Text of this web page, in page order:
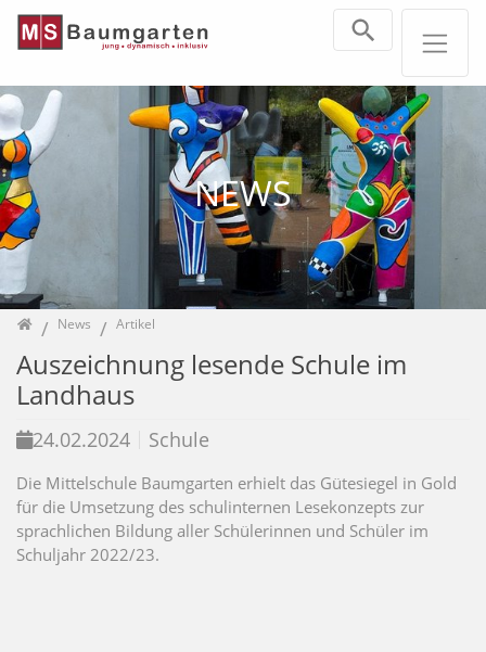
Direkt zur Hauptnavigation springen
Direkt zum Inhalt springen
NEWS
HomeNews Artikel
Auszeichnung lesende Schule im
Landhaus
24.02.2024 Schule
Die Mittelschule Baumgarten erhielt das Gütesiegel in Gold
für die Umsetzung des schulinternen Lesekonzepts zur
sprachlichen Bildung aller Schülerinnen und Schüler im
Schuljahr 2022/23.